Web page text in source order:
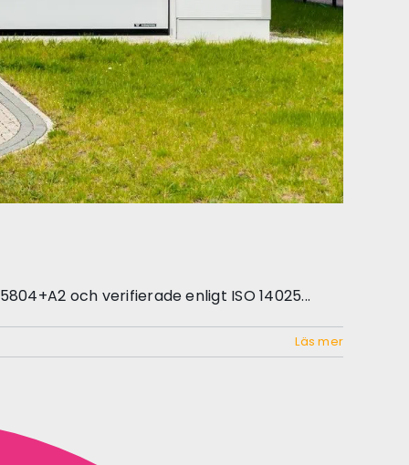
och verifierade enligt ISO 14025...
Läs mer